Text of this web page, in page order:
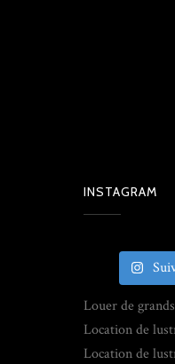
INSTAGRAM
Louer de
Location de
Location de